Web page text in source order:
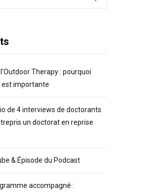
Therapy : pourquoi
importante
de 4 interviews de doctorants
un doctorat en reprise
& Épisode du Podcast
accompagné :